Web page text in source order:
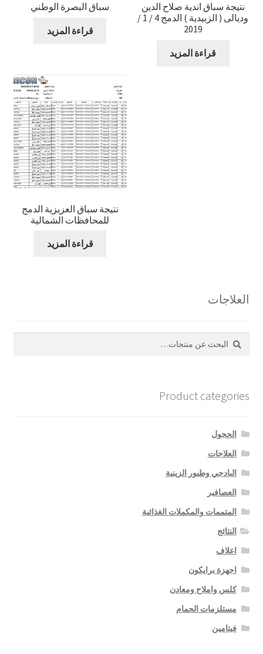
سباق البصرة الوطني
قراءة المزيد
نتيجة سباق اندية صلاح الدين
وديالى ( الزبيدية ) الدمج 4 / 1 /
2019
قراءة المزيد
نتيجة سباق العزيزية الدمج
للمحافظات الشمالية
قراءة المزيد
العلاجات
البحث
عن:
بحث
Product categories
الحجول
العلاجات
البادجي وطيور الزينية
العصافير
المتممات والمكملات الغذائية
النتائج
اعلاف
اجهزة برايكون
كلس واملاح ومعادن
مستلزمات الحمام
فيتامين